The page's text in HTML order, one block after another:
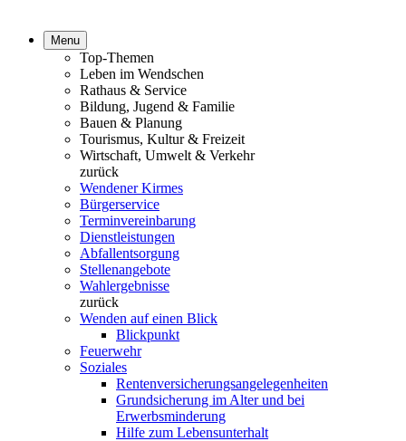
Menu
Top-Themen
Leben im Wendschen
Rathaus & Service
Bildung, Jugend & Familie
Bauen & Planung
Tourismus, Kultur & Freizeit
Wirtschaft, Umwelt & Verkehr
zurück
Wendener Kirmes
Bürgerservice
Terminvereinbarung
Dienstleistungen
Abfallentsorgung
Stellenangebote
Wahlergebnisse
zurück
Wenden auf einen Blick
Blickpunkt
Feuerwehr
Soziales
Rentenversicherungsangelegenheiten
Grundsicherung im Alter und bei
Erwerbsminderung
Hilfe zum Lebensunterhalt